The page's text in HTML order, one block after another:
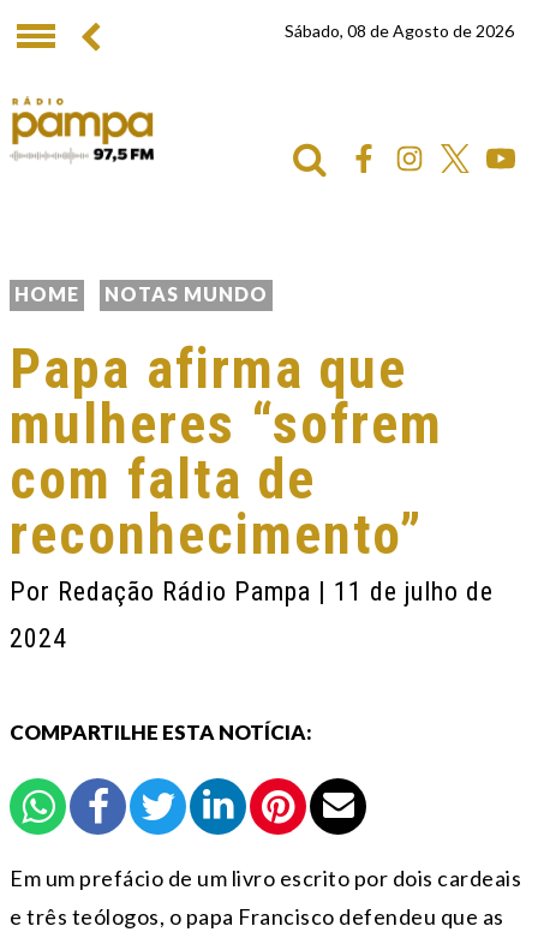
Sábado, 08 de Agosto de 2026
HOME NOTAS MUNDO
Papa afirma que
mulheres “sofrem
com falta de
reconhecimento”
Por Redação Rádio Pampa | 11 de julho de
2024
COMPARTILHE ESTA NOTÍCIA:
Em um prefácio de um livro escrito por dois cardeais
e três teólogos, o papa Francisco defendeu que as